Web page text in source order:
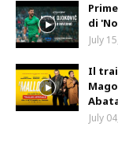
di
July
Il
July